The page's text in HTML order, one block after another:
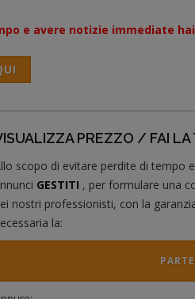
e avere notizie immediate
PREZZO / FAI
scopo di evitare perdite di tempo
GESTITI , per formulare una
nostri professionisti, con la
la: